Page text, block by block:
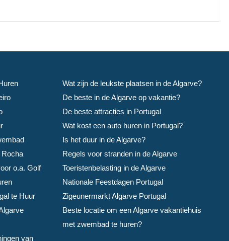
Rocha
o.a. Golf
te Huur
van
Wat zijn de leukste plaatsen in de Algarve?
De beste in de Algarve op vakantie?
De beste attracties in Portugal
Wat kost een auto huren in Portugal?
Is het duur in de Algarve?
Regels voor stranden in de Algarve
Toeristenbelasting in de Algarve
Nationale Feestdagen Portugal
Zigeunermarkt Algarve Portugal
Beste locatie om een Algarve vakantiehuis
met zwembad te huren?